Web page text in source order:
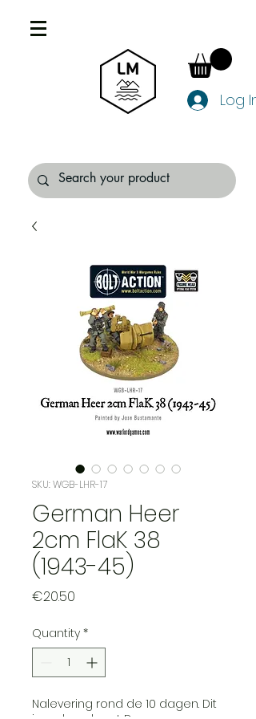
Log In
SKU: WGB-LHR-17
German Heer
2cm FlaK 38
(1943-45)
€20.50
Quantity *
Nalevering rond de 10 dagen. Dit